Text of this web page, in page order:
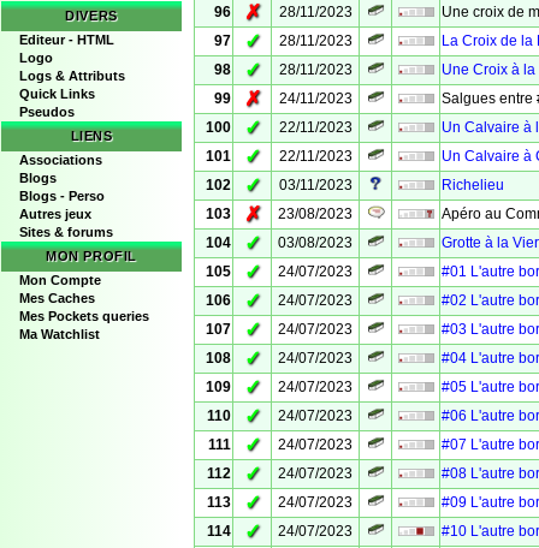
DIVERS
Editeur - HTML
Logo
Logs & Attributs
Quick Links
Pseudos
LIENS
Associations
Blogs
Blogs - Perso
Autres jeux
Sites & forums
MON PROFIL
Mon Compte
Mes Caches
Mes Pockets queries
Ma Watchlist
96
✗ 28/11/2023
Une croix de
97
✓ 28/11/2023
La Croix de la
98
✓ 28/11/2023
Une Croix à
99
✗ 24/11/2023
Salgues entre
100
✓ 22/11/2023
Un Calvaire à
101
✓ 22/11/2023
Un Calvaire à
102
✓ 03/11/2023
Richelieu
103
✗ 23/08/2023
Apéro au
104
✓ 03/08/2023
Grotte à la
105
✓ 24/07/2023
#01 L'autre
106
✓ 24/07/2023
#02 L'autre
107
✓ 24/07/2023
#03 L'autre
108
✓ 24/07/2023
#04 L'autre
109
✓ 24/07/2023
#05 L'autre
110
✓ 24/07/2023
#06 L'autre
111
✓ 24/07/2023
#07 L'autre
112
✓ 24/07/2023
#08 L'autre
113
✓ 24/07/2023
#09 L'autre
114
✓ 24/07/2023
#10 L'autre